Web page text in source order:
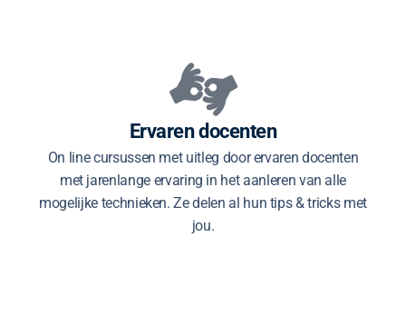
Ervaren docenten
On line cursussen met uitleg door ervaren docenten
met jarenlange ervaring in het aanleren van alle
mogelijke technieken. Ze delen al hun tips & tricks met
jou.